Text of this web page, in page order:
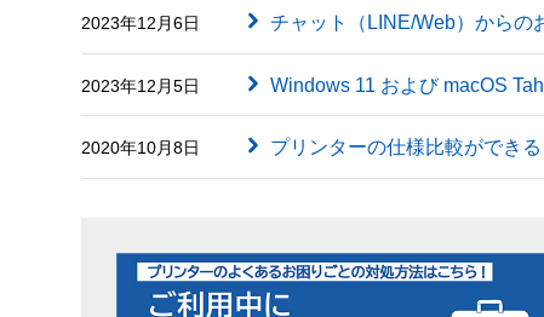
2023年12月6日 チャット（LINE/Web）からの
2023年12月5日 Windows 11 および macOS
2020年10月8日 プリンターの仕様比較ができ